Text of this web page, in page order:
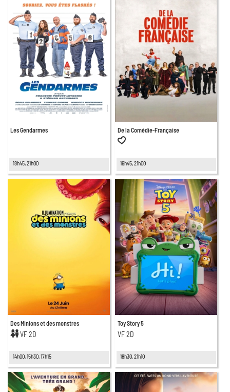
Les Gendarmes
18h45, 21h00
De la Comédie-Française
16h45, 21h00
Des Minions et des monstres
VF 2D
14h00, 15h30, 17h15
Toy Story 5
VF 2D
18h30, 21h10